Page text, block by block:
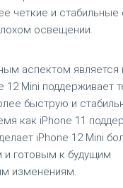
четкие и стабильные
освещении.
аспектом является
12 Mini поддерживает
быструю и
как iPhone 11
iPhone 12 Mini
и готовым к будущим
изменениям.